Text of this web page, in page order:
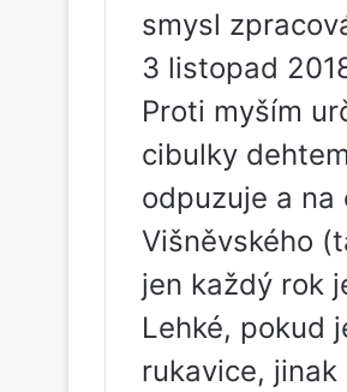
smysl
3 listopad
Proti myším
cibulky
odpuzuje a
Višněvského
jen každý rok
Lehké, pokud
rukavice,